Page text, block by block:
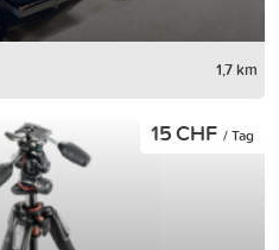
1,7 km
15 CHF / Tag